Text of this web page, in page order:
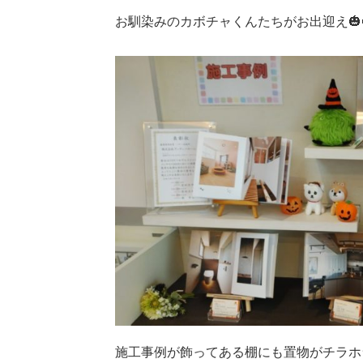
お馴染みのカボチャくんたちがお出迎え
施工事例が飾ってある棚にも置物がチラ